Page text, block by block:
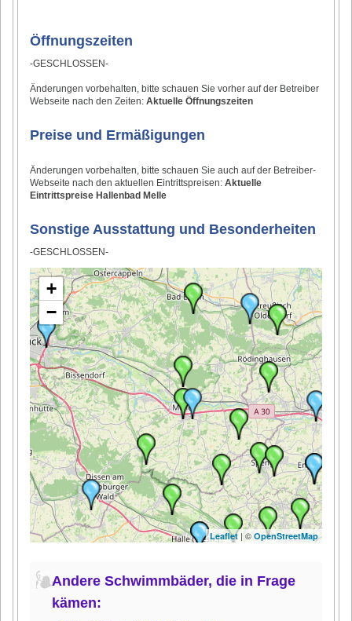
Öffnungszeiten
-GESCHLOSSEN-
Änderungen vorbehalten, bitte schauen Sie vorher auf der Betreiber
Webseite nach den Zeiten:Aktuelle Öffnungszeiten
Preise und Ermäßigungen
Änderungen vorbehalten, bitte schauen Sie auch auf der Betreiber-
Webseite nach den aktuellen Eintrittspreisen:Aktuelle
Eintrittspreise Hallenbad Melle
Sonstige Ausstattung und Besonderheiten
-GESCHLOSSEN-
+
−
Leaflet| © OpenStreetMap
Andere Schwimmbäder, die in Frage
kämen: